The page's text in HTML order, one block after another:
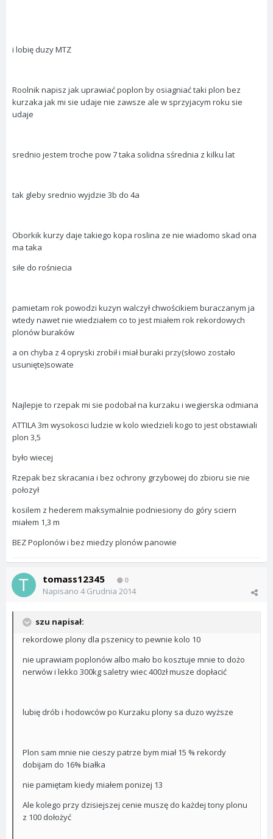
i lobię duzy MTZ
Roolnik napisz jak uprawiać poplon by osiagniać taki plon bez
kurzaka jak mi sie udaje nie zawsze ale w sprzyjacym roku sie
udaje
srednio jestem troche pow 7 taka solidna sśrednia z kilku lat
tak gleby srednio wyjdzie 3b do 4a
Oborkik kurzy daje takiego kopa roslina ze nie wiadomo skad ona
ma taka
siłe do rośniecia
pamietam rok powodzi kuzyn walczył chwościkiem buraczanym ja
wtedy nawet nie wiedziałem co to jest miałem rok rekordowych
plonów buraków
a on chyba z 4 opryski zrobił i miał buraki przy(słowo zostało
usunięte)sowate
Najlepje to rzepak mi sie podobał na kurzaku i wegierska odmiana
ATTILA 3m wysokosci ludzie w kolo wiedzieli kogo to jest obstawiali
plon 3,5
było wiecej
Rzepak bez skracania i bez ochrony grzybowej do zbioru sie nie
połozył
kosilem z hederem maksymalnie podniesiony do góry sciern
miałem 1,3 m
BEZ Poplonów i bez miedzy plonów panowie
tomass12345 0
Napisano 4 Grudnia 2014
szu napisał:
rekordowe plony dla pszenicy to pewnie kolo 10
nie uprawiam poplonów albo mało bo kosztuje mnie to dożo
nerwów i lekko 300kg saletry wiec 400zł musze dopłacić
lubię drób i hodowców po Kurzaku plony sa duzo wyższe
Plon sam mnie nie cieszy patrze bym miał 15 % rekordy
dobijam do 16% białka
nie pamiętam kiedy miałem ponizej 13
Ale kolego przy dzisiejszej cenie muszę do każdej tony plonu
z 100 dołożyć